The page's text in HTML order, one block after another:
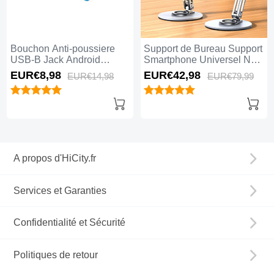
Bouchon Anti-poussiere
USB-B Jack Android
Universel H01 Bleu
EUR€8,98 EUR€14,98
Support de Bureau Support
Smartphone Universel N27
Argent
EUR€42,98 EUR€79,99
A propos d'HiCity.fr
Services et Garanties
Confidentialité et Sécurité
Politiques de retour